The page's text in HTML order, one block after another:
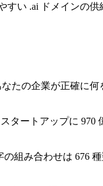
い .ai ドメインの供
の企業が正確に何
タートアップに
組み合わせは 676